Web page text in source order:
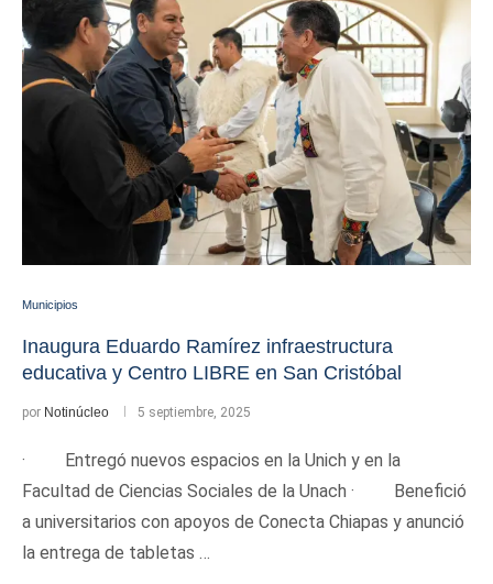
Municipios
Inaugura Eduardo Ramírez infraestructura
educativa y Centro LIBRE en San Cristóbal
por Notinúcleo 5 septiembre, 2025
· Entregó nuevos espacios en la Unich y en la
Facultad de Ciencias Sociales de la Unach · Benefició
a universitarios con apoyos de Conecta Chiapas y anunció
la entrega de tabletas …